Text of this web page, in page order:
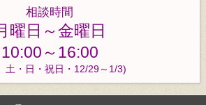
相談時間
曜日～金曜日
10:00～16:00
・日・祝日・12/29～1/3)